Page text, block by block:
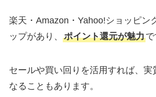
楽天・Amazon・Yahoo!ショッピン
ップがあり、 ポイント還元が魅力で
セールや買い回りを活用すれば、実
なることもあります。